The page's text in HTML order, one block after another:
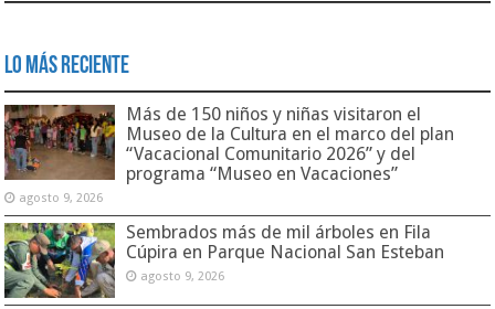
Lo Más Reciente
Más de 150 niños y niñas visitaron el
Museo de la Cultura en el marco del plan
“Vacacional Comunitario 2026” y del
programa “Museo en Vacaciones”
agosto 9, 2026
Sembrados más de mil árboles en Fila
Cúpira en Parque Nacional San Esteban
agosto 9, 2026